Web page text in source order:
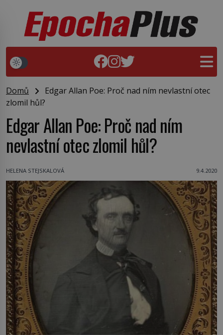
Domů
Edgar Allan Poe: Proč nad ním nevlastní otec
zlomil hůl?
Edgar Allan Poe: Proč nad ním
nevlastní otec zlomil hůl?
HELENA STEJSKALOVÁ 9.4.2020